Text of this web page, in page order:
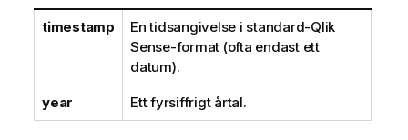
timestamp En tidsangivelse i standard-Qlik
Sense-format (ofta endast ett
datum).
year Ett fyrsiffrigt årtal.